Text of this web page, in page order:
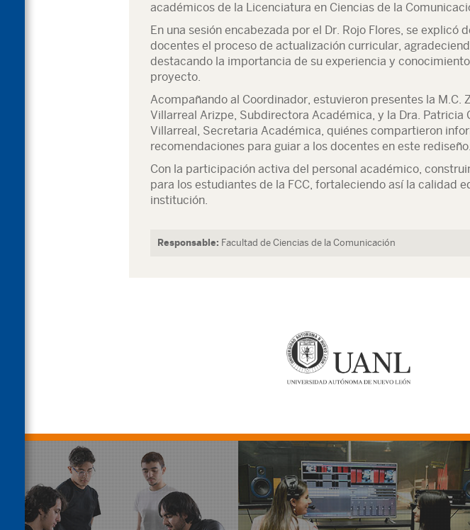
académicos de la Licenciatura en Ciencias de la
En una sesión encabezada por el Dr. Rojo Flores, se explicó
docentes el proceso de actualización curricular,
destacando la importancia de su experiencia y
proyecto.
Acompañando al Coordinador, estuvieron presentes la M.C.
Villarreal Arizpe, Subdirectora Académica, y la Dra. Patricia
Villarreal, Secretaria Académica, quiénes compartieron
recomendaciones para guiar a los docentes en este rediseño.
Con la participación activa del personal académico,
para los estudiantes de la FCC, fortaleciendo así la calidad
institución.
Responsable: Facultad de Ciencias de la Comunicación